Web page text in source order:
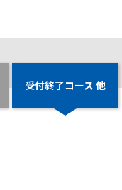
受付終了コース 他